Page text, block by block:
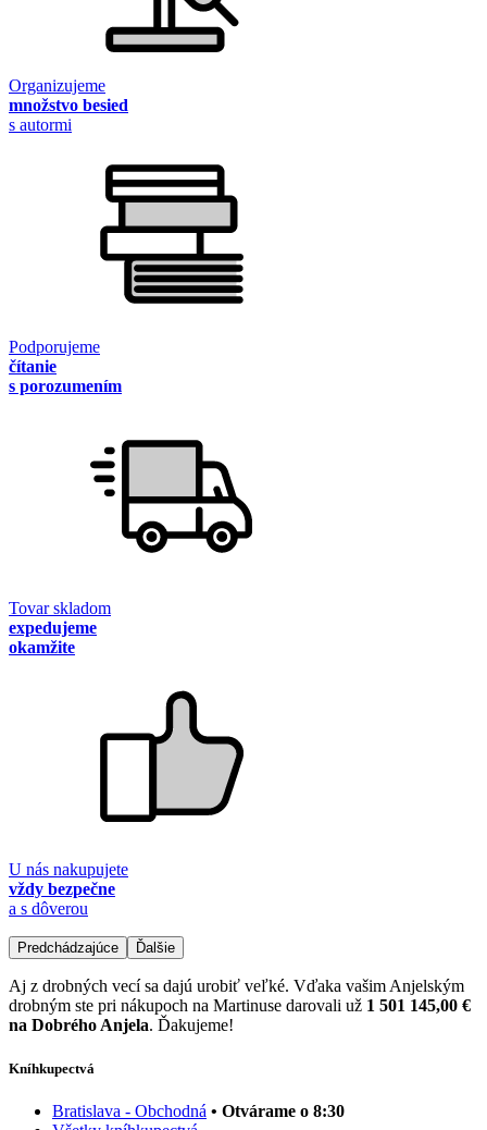
Organizujeme
množstvo besied
s autormi
Podporujeme
čítanie
s porozumením
Tovar skladom
expedujeme
okamžite
U nás nakupujete
vždy bezpečne
a s dôverou
Predchádzajúce Ďalšie
Aj z drobných vecí sa dajú urobiť veľké. Vďaka vašim Anjelským
drobným ste pri nákupoch na Martinuse darovali už 1 501 145,00 €
na Dobrého Anjela. Ďakujeme!
Kníhkupectvá
Bratislava - Obchodná • Otvárame o 8:30